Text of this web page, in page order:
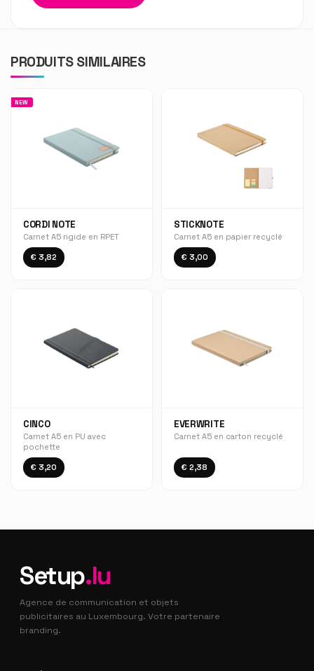
PRODUITS SIMILAIRES
NEW
CORDI NOTE
Carnet A5 rigide en RPET
€ 3,82
STICKNOTE
Carnet A5 en papier recyclé
€ 3,00
CINCO
Carnet A5 en PU avec
pochette
€ 3,20
EVERWRITE
Carnet A5 en carton recyclé
€ 2,38
Setup.lu
Agence de communication et objets
publicitaires au Luxembourg. Votre partenaire
branding.